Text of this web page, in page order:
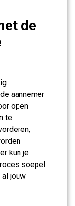
de
aannemer
open
te
kun je
soepel
al jouw